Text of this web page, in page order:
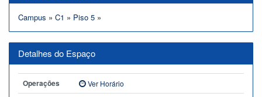
Campus » C1 » Piso 5 »
Detalhes do Espaço
Operações Ver Horário